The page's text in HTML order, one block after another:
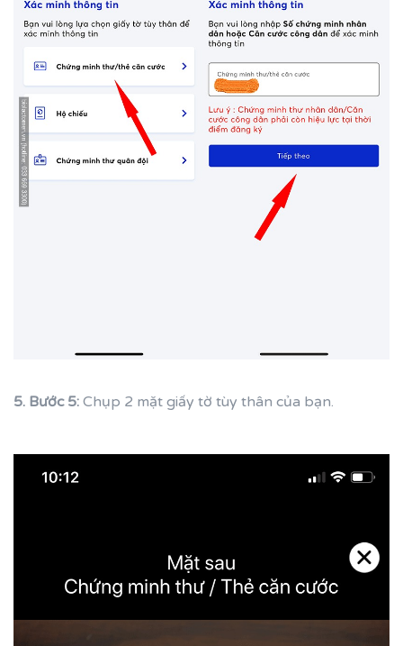
5. Bước 5: Chụp 2 mặt giấy tờ tùy thân của bạn.